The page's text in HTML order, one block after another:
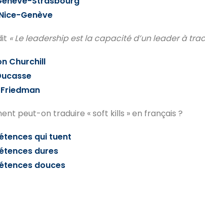
Genève
« Le leadership est la capacité d’un leader à
Churchill
peut-on traduire « soft kills » en français ?
qui tuent
dures
douces